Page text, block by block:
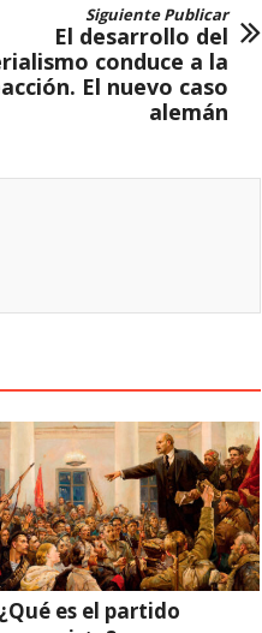
Siguiente Publicar
El desarrollo del
conduce a la
El nuevo caso
alemán
¿Qué es el partido